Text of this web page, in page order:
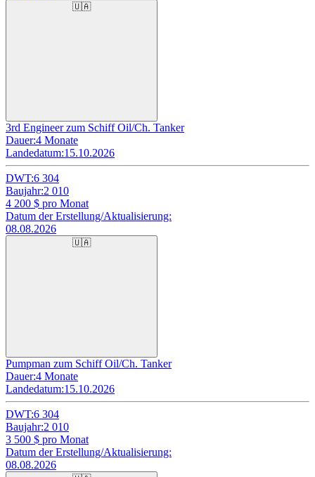
🇺🇦
3rd Engineer zum Schiff Oil/Ch. Tanker
Dauer:4 Monate
Landedatum:15.10.2026
DWT:6 304
Baujahr:2 010
4 200 $ pro Monat
Datum der Erstellung/Aktualisierung:
08.08.2026
🇺🇦
Pumpman zum Schiff Oil/Ch. Tanker
Dauer:4 Monate
Landedatum:15.10.2026
DWT:6 304
Baujahr:2 010
3 500 $ pro Monat
Datum der Erstellung/Aktualisierung:
08.08.2026